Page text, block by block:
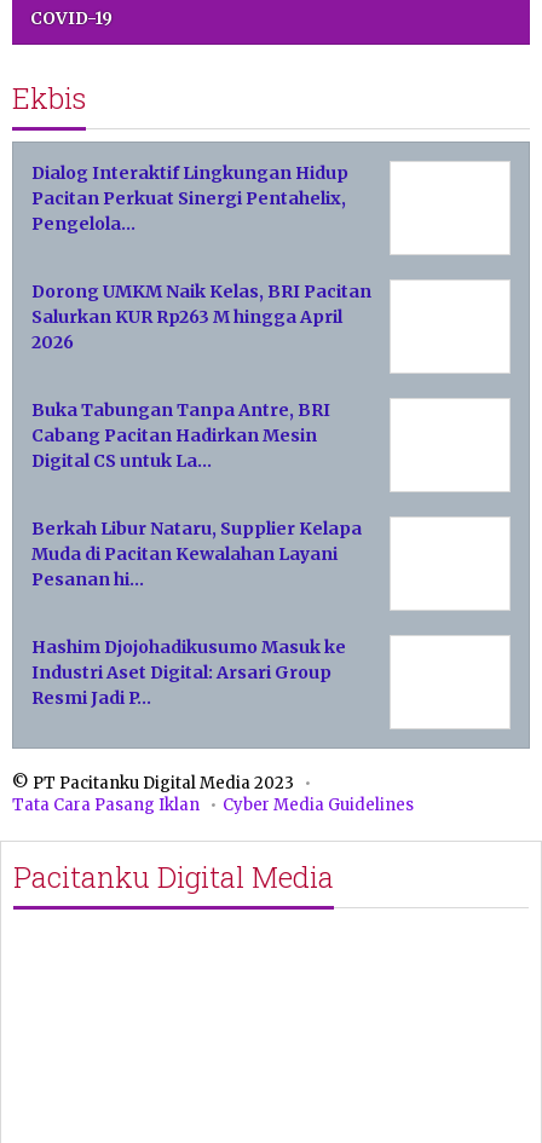
COVID-19
Ekbis
Dialog Interaktif Lingkungan Hidup
Pacitan Perkuat Sinergi Pentahelix,
Pengelola…
Dorong UMKM Naik Kelas, BRI Pacitan
Salurkan KUR Rp263 M hingga April
2026
Buka Tabungan Tanpa Antre, BRI
Cabang Pacitan Hadirkan Mesin
Digital CS untuk La…
Berkah Libur Nataru, Supplier Kelapa
Muda di Pacitan Kewalahan Layani
Pesanan hi…
Hashim Djojohadikusumo Masuk ke
Industri Aset Digital: Arsari Group
Resmi Jadi P…
© PT Pacitanku Digital Media 2023
Tata Cara Pasang Iklan
Cyber Media Guidelines
Pacitanku Digital Media